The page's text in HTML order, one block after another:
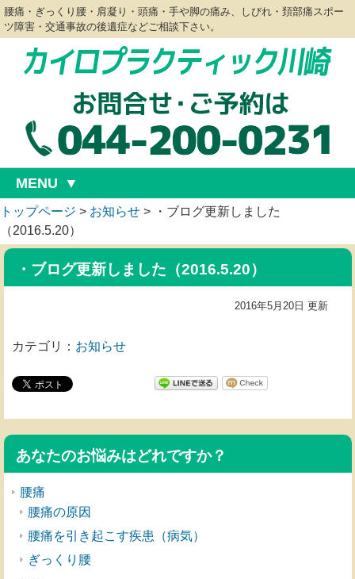
腰痛・ぎっくり腰・肩凝り・頭痛・手や脚の痛み、しびれ・頚部痛スポー
ツ障害・交通事故の後遺症などご相談下さい。
MENU
トップページ > お知らせ >
・ブログ更新しました
（2016.5.20）
・ブログ更新しました（2016.5.20）
2016年5月20日 更新
カテゴリ： お知らせ
あなたのお悩みはどれですか？
腰痛
腰痛の原因
腰痛を引き起こす疾患（病気）
ぎっくり腰